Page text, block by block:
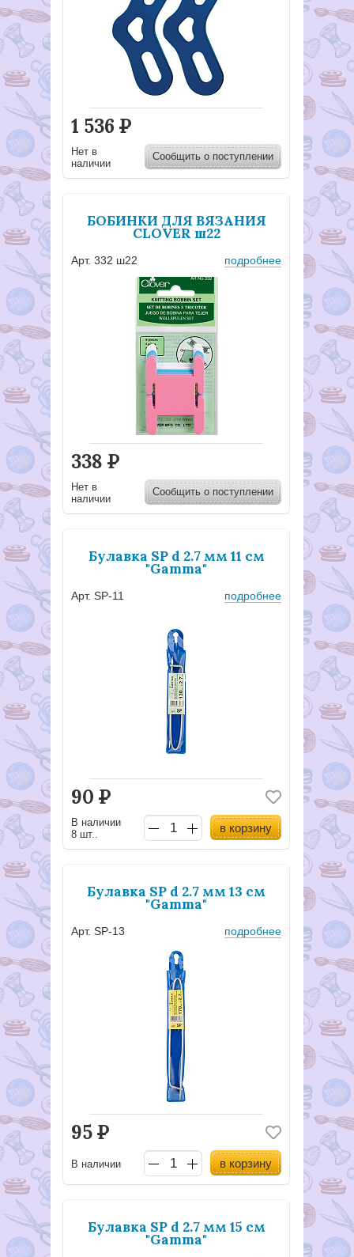
1 536 Р
Нет в
наличии
Сообщить о поступлении
БОБИНКИ ДЛЯ ВЯЗАНИЯ
CLOVER ш22
Арт. 332 ш22 подробнее
338 Р
Нет в
наличии
Сообщить о поступлении
Булавка SP d 2.7 мм 11 см
"Gamma"
Арт. SP-11 подробнее
90 Р
В наличии
8 шт..
в корзину
Булавка SP d 2.7 мм 13 см
"Gamma"
Арт. SP-13 подробнее
95Р
В наличии в корзину
Булавка SP d 2.7 мм 15 см
"Gamma"